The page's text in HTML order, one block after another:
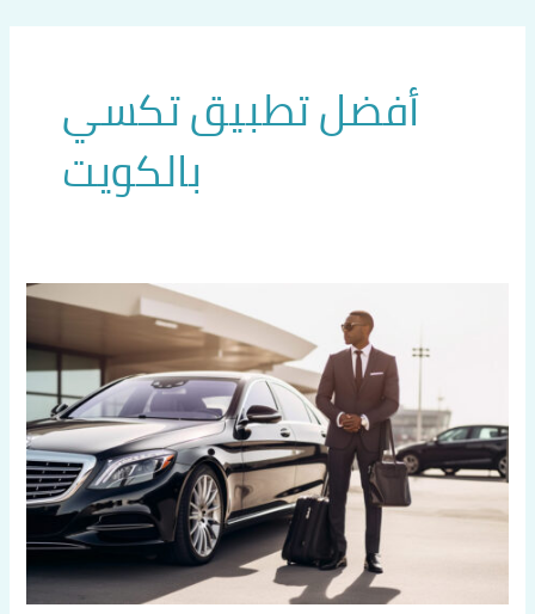
أفضل تطبيق تكسي
بالكويت
بنا
60036648